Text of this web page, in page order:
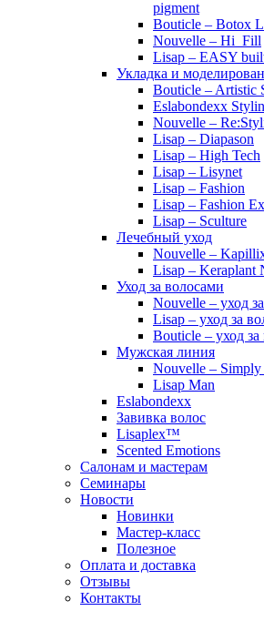
pigment
Bouticle – Botox
Nouvelle – Hi_Fill
Lisap – EASY
Укладка и
Bouticle – Artistic
Eslabondexx
Nouvelle –
Lisap – Diapason
Lisap – High Tech
Lisap – Lisynet
Lisap – Fashion
Lisap – Fashion
Lisap – Sculture
Лечебный уход
Nouvelle –
Lisap – Keraplant
Уход за волосами
Nouvelle – уход
Lisap – уход за
Bouticle – уход за
Мужская линия
Nouvelle – Simply
Lisap Man
Eslabondexx
Завивка волос
Lisaplex™
Scented Emotions
Салонам и мастерам
Семинары
Новости
Новинки
Мастер-класс
Полезное
Оплата и доставка
Отзывы
Контакты